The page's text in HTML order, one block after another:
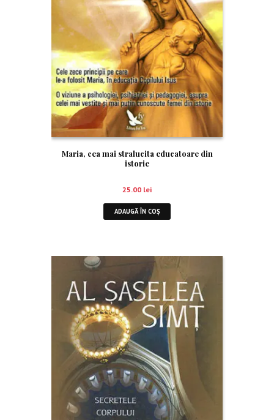
Maria, cea mai stralucita educatoare din
istorie
25.00 lei
ADAUGĂ ÎN COȘ